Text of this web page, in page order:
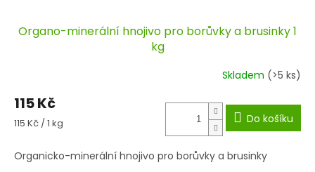
Organo-minerální hnojivo pro borůvky a brusinky 1
kg
Skladem (>5 ks)
115 Kč
Měrná
115 Kč / 1 kg Do košíku
Organicko-minerální hnojivo pro borůvky a brusinky